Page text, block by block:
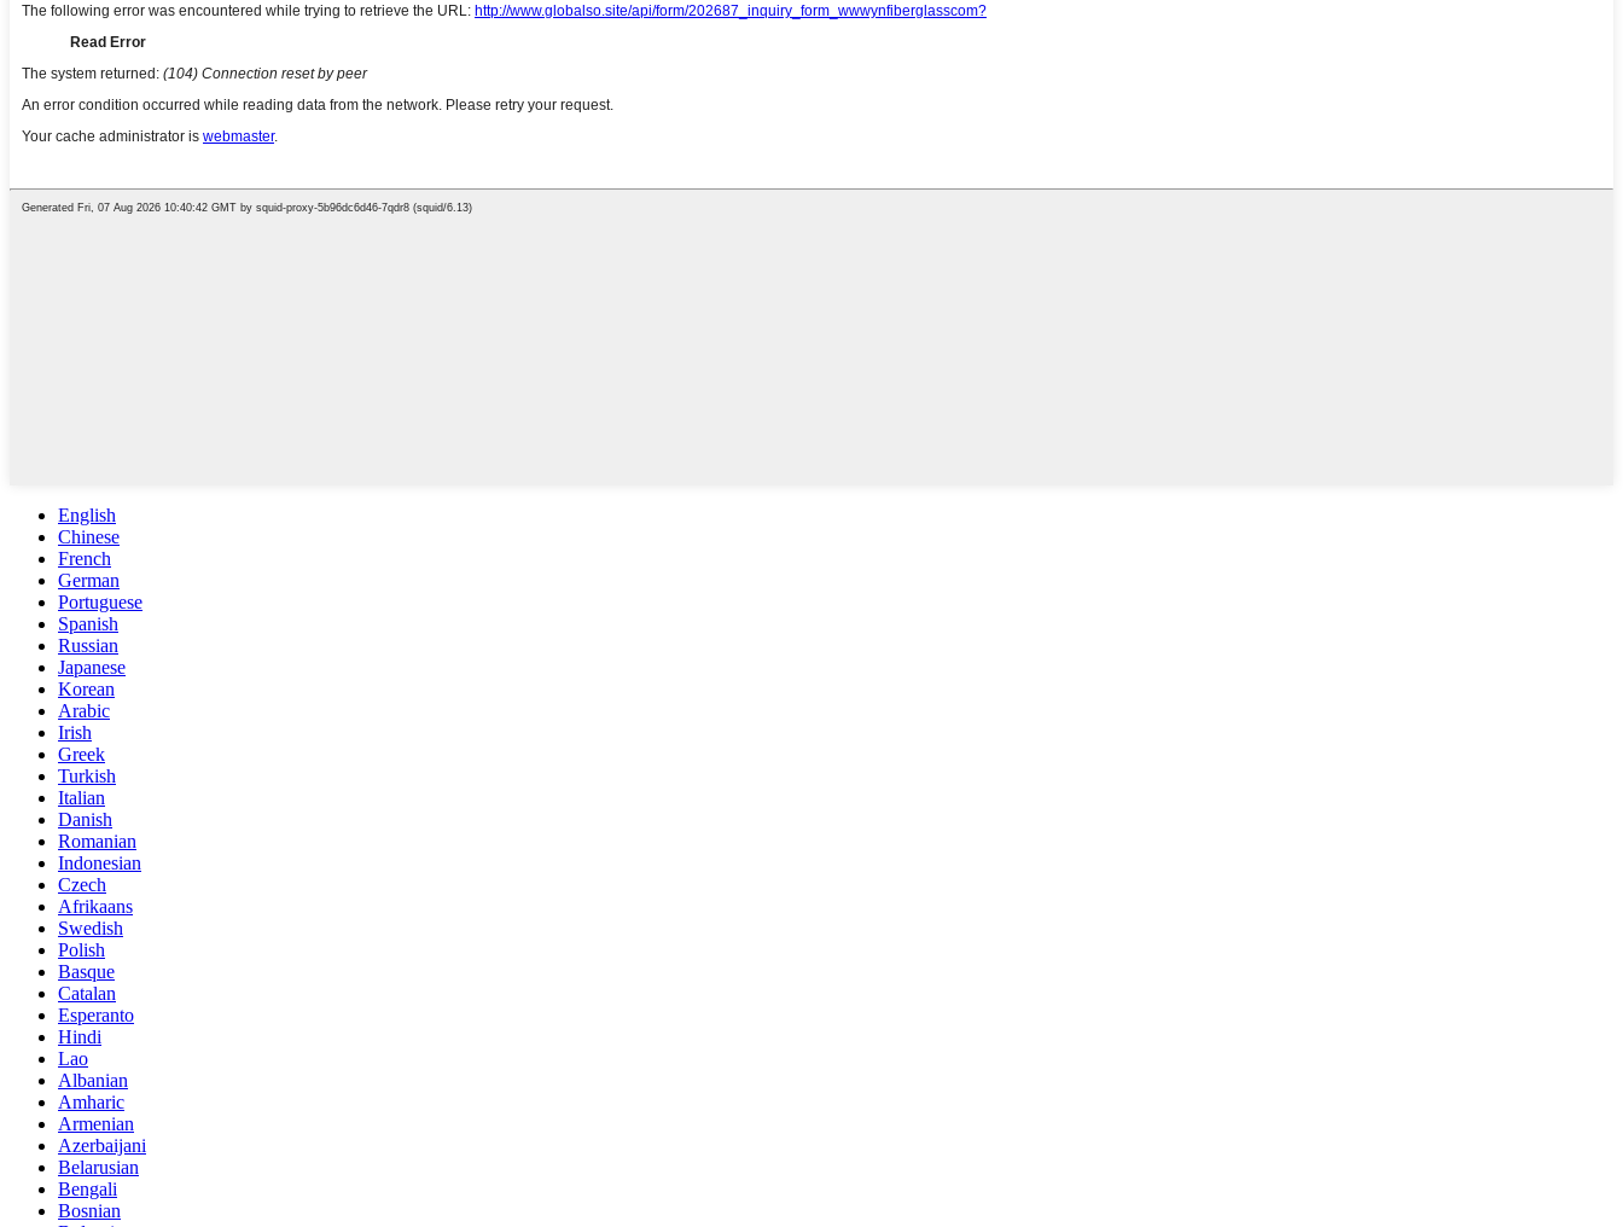
English
Chinese
French
German
Portuguese
Spanish
Russian
Japanese
Korean
Arabic
Irish
Greek
Turkish
Italian
Danish
Romanian
Indonesian
Czech
Afrikaans
Swedish
Polish
Basque
Catalan
Esperanto
Hindi
Lao
Albanian
Amharic
Armenian
Azerbaijani
Belarusian
Bengali
Bosnian